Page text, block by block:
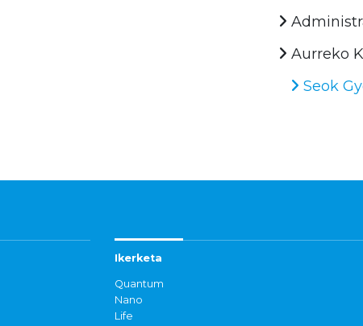
Aurreko
Seok
Ikerketa
Quantum
Nano
Life